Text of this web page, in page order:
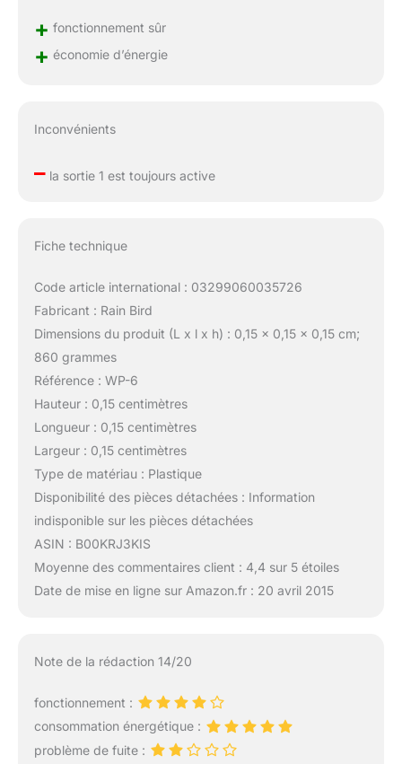
+ fonctionnement sûr
+ économie d’énergie
Inconvénients
–la sortie 1 est toujours active
Fiche technique
Code article international : 03299060035726
Fabricant : Rain Bird
Dimensions du produit (L x l x h) : 0,15 x 0,15 x 0,15 cm;
860 grammes
Référence : WP-6
Hauteur : 0,15 centimètres
Longueur : 0,15 centimètres
Largeur : 0,15 centimètres
Type de matériau : Plastique
Disponibilité des pièces détachées : Information
indisponible sur les pièces détachées
ASIN : B00KRJ3KIS
Moyenne des commentaires client : 4,4 sur 5 étoiles
Date de mise en ligne sur Amazon.fr : 20 avril 2015
Note de la rédaction 14/20
fonctionnement :
consommation énergétique :
problème de fuite :